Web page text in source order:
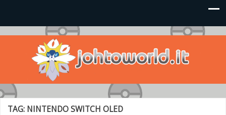
Johto World
Le novità più frizzanti dall'universo Pokémon e Nintendo
TAG: NINTENDO SWITCH OLED